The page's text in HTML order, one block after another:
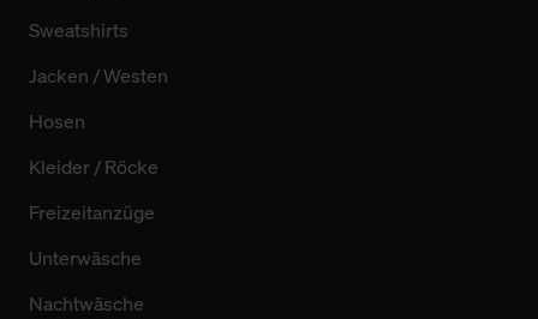
Sweatshirts
Jacken / Westen
Hosen
Kleider / Röcke
Freizeitanzüge
Unterwäsche
Nachtwäsche